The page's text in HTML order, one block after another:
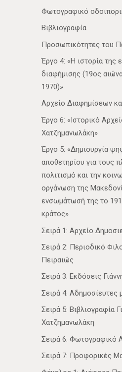
Φωτογραφικό
Βιβλιογραφία
Προσωπικότητες του
Έργο 4: «Η ιστορία της
διαφήμισης (19ος
1970)»
Αρχείο Διαφημίσεων
Έργο 6: «Ιστορικό
Χατζημανωλάκη»
Έργο 5: «Δημιουργία
αποθετηρίου για τους
πολιτισμό και την
οργάνωση της
ενσωμάτωσή της το
κράτος»
Σειρά 1: Αρχείο
Σειρά 2: Περιοδικό
Πειραιώς
Σειρά 3: Εκδόσεις
Σειρά 4: Αδημοσίευτες
Σειρά 5: Βιβλιογραφία
Χατζημανωλάκη
Σειρά 6: Φωτογραφικό
Σειρά 7: Προφορικές